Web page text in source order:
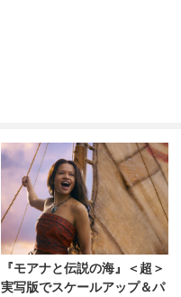
『モアナと伝説の海』＜超＞
実写版でスケールアップ＆パ